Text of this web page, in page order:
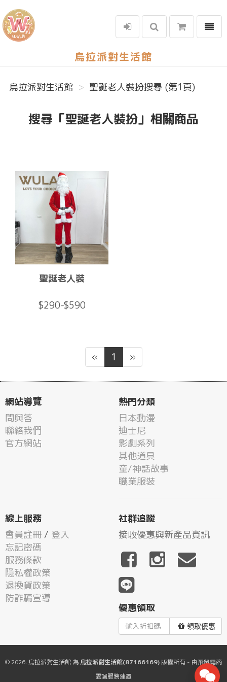
烏拉派對生活館
選單
烏拉派對生活館 聖誕老人裝扮搜尋 (第1頁)
搜尋「聖誕老人裝扮」相關商品
聖誕老人裝
$290-$590
« 1 »
網站導覽
問與答
聯絡我們
官方網站
熱門分類
日本動漫
迪士尼
影劇系列
其他道具
童/神話故事
職業服裝
線上服務
會員註冊 / 登入
忘記密碼
服務條款
隱私權政策
退換貨政策
防詐騙宣導
社群追蹤
接收優惠與新產品資訊
優惠領取
領取優惠
© 2026. 烏拉派對生活館 為 烏拉派對生活館(87166169)版權所有 - 由飛鼠電商
雲端服務建置